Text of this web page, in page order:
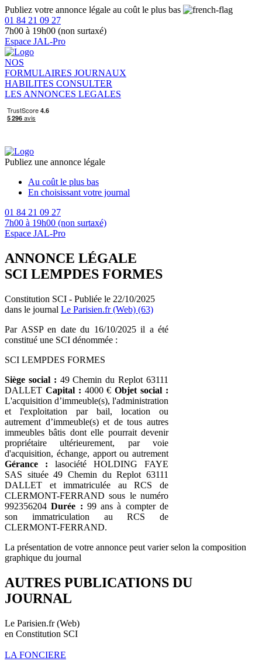
Publiez votre annonce légale au coût le plus bas
01 84 21 09 27
7h00 à 19h00 (non surtaxé)
Espace JAL-Pro
NOS
FORMULAIRES JOURNAUX
HABILITES CONSULTER
LES ANNONCES LEGALES
Publiez une annonce légale
Au coût le plus bas
En choisissant votre journal
01 84 21 09 27
7h00 à 19h00 (non surtaxé)
Espace JAL-Pro
ANNONCE LÉGALE
SCI LEMPDES FORMES
Constitution SCI - Publiée le 22/10/2025
dans le journal Le Parisien.fr (Web) (63)
Par ASSP en date du 16/10/2025 il a été
constitué une SCI dénommée :
SCI LEMPDES FORMES
Siège social : 49 Chemin du Replot 63111
DALLET Capital : 4000 €Objet social :
L'acquisition d’immeuble(s), l'administration
et l'exploitation par bail, location ou
autrement d’immeuble(s) et de tous autres
immeubles bâtis dont elle pourrait devenir
propriétaire ultérieurement, par voie
d'acquisition, échange, apport ou autrement
Gérance : lasociété HOLDING FAYE
SAS située 49 Chemin du Replot 63111
DALLET et immatriculée au RCS de
CLERMONT-FERRAND sous le numéro
992356204Durée : 99 ans à compter de
son immatriculation au RCS de
CLERMONT-FERRAND.
La présentation de votre annonce peut varier selon la composition
graphique du journal
AUTRES PUBLICATIONS DU
JOURNAL
Le Parisien.fr (Web)
en Constitution SCI
LA FONCIERE